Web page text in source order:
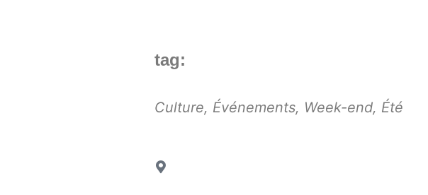
tag:
Culture, Événements, Week-end, Été